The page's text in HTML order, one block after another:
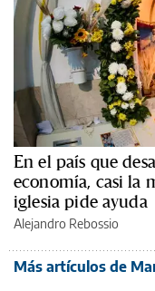
En el país que
economía, casi la
iglesia pide ayuda
Alejandro Rebossio
Más artículos de